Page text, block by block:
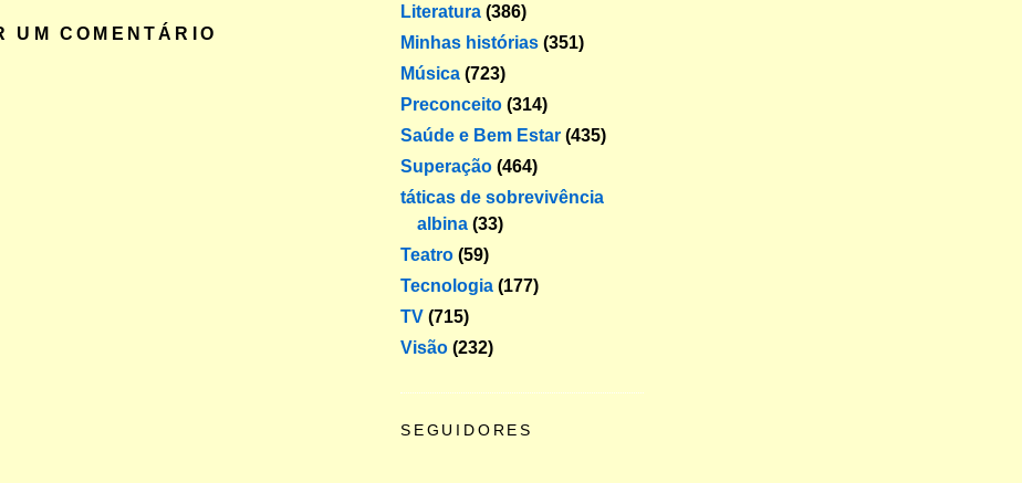
UM COMENTÁRIO
Literatura (386)
Minhas histórias (351)
Música (723)
Preconceito (314)
Saúde e Bem Estar (435)
Superação (464)
táticas de sobrevivência
albina (33)
Teatro (59)
Tecnologia (177)
TV (715)
Visão (232)
SEGUIDORES